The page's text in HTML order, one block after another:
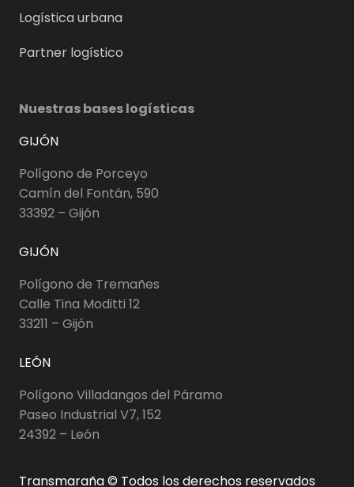
Logística urbana
Partner logístico
Nuestras bases logísticas
GIJÓN
Polígono de Porceyo
Camín del Fontán, 590
33392 – Gijón
GIJÓN
Polígono de Tremañes
Calle Tina Moditti 12
33211 – Gijón
LEÓN
Polígono Villadangos del Páramo
Paseo Industrial V7, 152
24392 – León
Transmaraña © Todos los derechos reservados